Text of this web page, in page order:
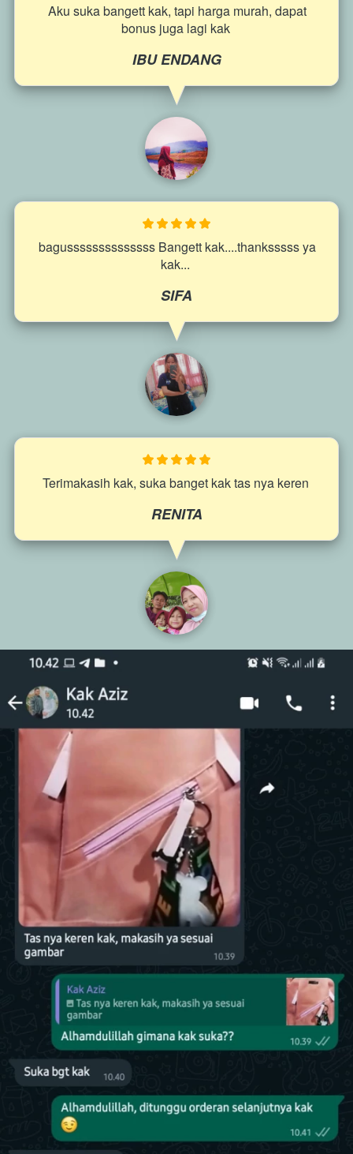
Aku suka bangett kak, tapi harga murah, dapat
bonus juga lagi kak
IBU ENDANG
bagussssssssssssss Bangett kak....thanksssss ya
kak...
SIFA
Terimakasih kak, suka banget kak tas nya keren
RENITA